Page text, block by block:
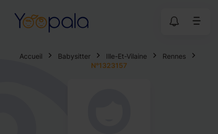
Accueil Babysitter Ille-Et-Vilaine
Rennes
N°1323157